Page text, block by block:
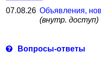
07.08.26 Объявления,
(внутр. доступ)
Вопросы-ответы